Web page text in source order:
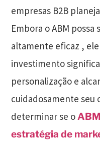
empresas B2B
Embora o ABM
altamente eficaz ,
investimento
personalização e
cuidadosamente seu
determinar se o
estratégia de